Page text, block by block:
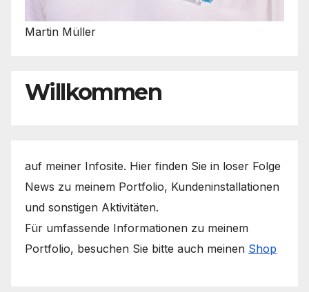
Martin Müller
Willkommen
auf meiner Infosite. Hier finden Sie in loser Folge
News zu meinem Portfolio, Kundeninstallationen
und sonstigen Aktivitäten.
Für umfassende Informationen zu meinem
Portfolio, besuchen Sie bitte auch meinen Shop